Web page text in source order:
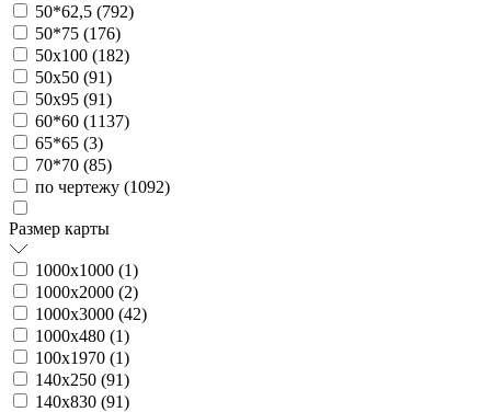
50*62,5 (792)
50*75 (176)
50х100 (182)
50х50 (91)
50х95 (91)
60*60 (1137)
65*65 (3)
70*70 (85)
по чертежу (1092)
Размер карты
1000х1000 (1)
1000х2000 (2)
1000х3000 (42)
1000х480 (1)
100х1970 (1)
140х250 (91)
140х830 (91)